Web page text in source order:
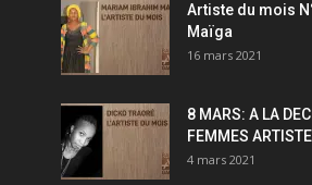
Artiste du mois
Maïga
16 mars 2021
8 MARS: A LA
FEMMES
4 mars 2021